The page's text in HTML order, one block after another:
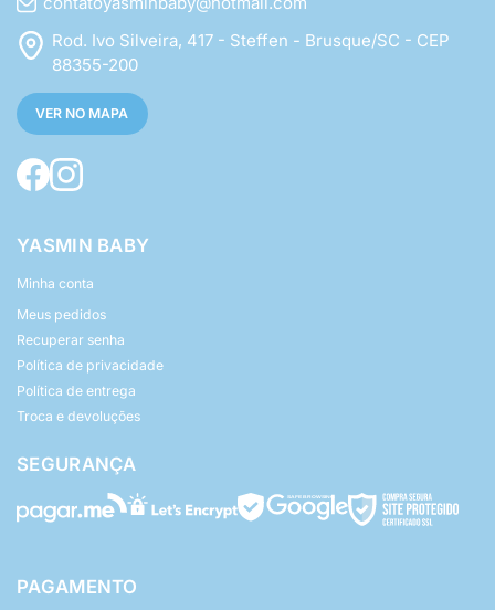
Rod. Ivo Silveira, 417 - Steffen - Brusque/SC - CEP
88355-200
VER NO MAPA
YASMIN BABY
Minha conta
Meus pedidos
Recuperar senha
Política de privacidade
Política de entrega
Troca e devoluções
SEGURANÇA
PAGAMENTO